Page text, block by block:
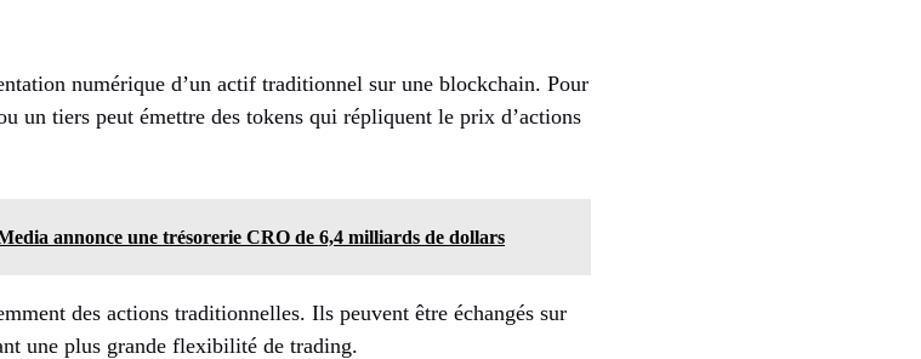
numérique d’un actif traditionnel sur une blockchain. Pour
un tiers peut émettre des tokens qui répliquent le prix d’actions
annonce une trésorerie CRO de 6,4 milliards de dollars
des actions traditionnelles. Ils peuvent être échangés sur
une plus grande flexibilité de trading.